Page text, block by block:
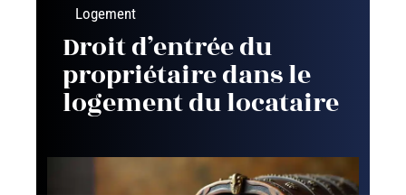
Logement
Droit d’entrée du
propriétaire dans le
logement du locataire